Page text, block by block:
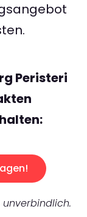
Peristeri
unverbindlich.